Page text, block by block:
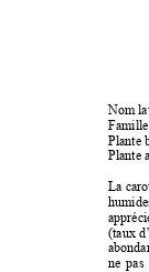
Nom
Plante
Plante
La
(taux
ne pas